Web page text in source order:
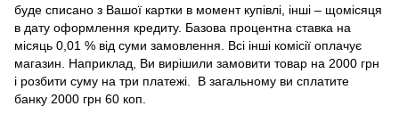
буде списано з Вашої картки в момент купівлі, інші – щомісяця
в дату оформлення кредиту. Базова процентна ставка на
місяць 0,01 % від суми замовлення. Всі інші комісії оплачує
магазин. Наприклад, Ви вирішили замовити товар на 2000 грн
і розбити суму на три платежі. В загальному ви сплатите
банку 2000 грн 60 коп.